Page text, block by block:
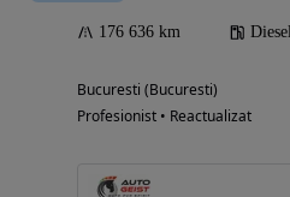
176 636 km Diesel
Bucuresti (Bucuresti)
Profesionist • Reactualizat